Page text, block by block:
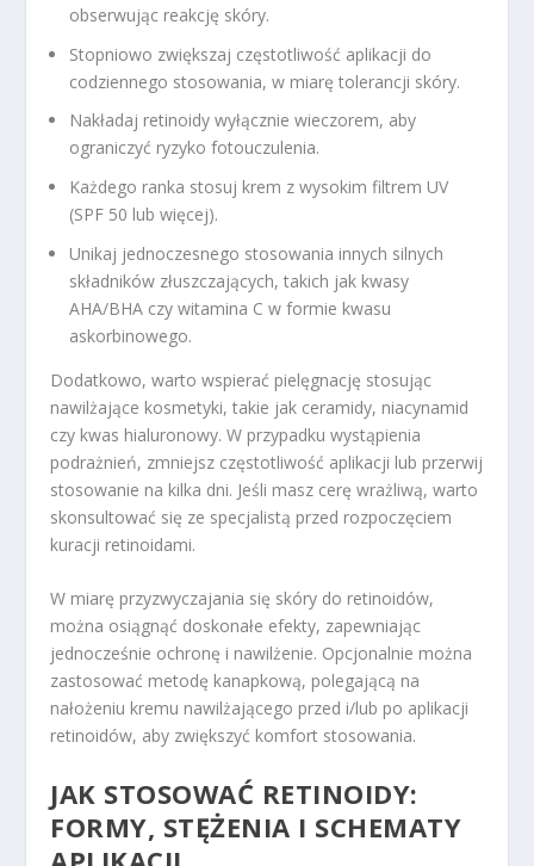
obserwując reakcję skóry.
Stopniowo zwiększaj częstotliwość aplikacji do
codziennego stosowania, w miarę tolerancji skóry.
Nakładaj retinoidy wyłącznie wieczorem, aby
ograniczyć ryzyko fotouczulenia.
Każdego ranka stosuj krem z wysokim filtrem UV
(SPF 50 lub więcej).
Unikaj jednoczesnego stosowania innych silnych
składników złuszczających, takich jak kwasy
AHA/BHA czy witamina C w formie kwasu
askorbinowego.
Dodatkowo, warto wspierać pielęgnację stosując
nawilżające kosmetyki, takie jak ceramidy, niacynamid
czy kwas hialuronowy. W przypadku wystąpienia
podrażnień, zmniejsz częstotliwość aplikacji lub przerwij
stosowanie na kilka dni. Jeśli masz cerę wrażliwą, warto
skonsultować się ze specjalistą przed rozpoczęciem
kuracji retinoidami.
W miarę przyzwyczajania się skóry do retinoidów,
można osiągnąć doskonałe efekty, zapewniając
jednocześnie ochronę i nawilżenie. Opcjonalnie można
zastosować metodę kanapkową, polegającą na
nałożeniu kremu nawilżającego przed i/lub po aplikacji
retinoidów, aby zwiększyć komfort stosowania.
JAK STOSOWAĆ RETINOIDY:
FORMY, STĘŻENIA I SCHEMATY